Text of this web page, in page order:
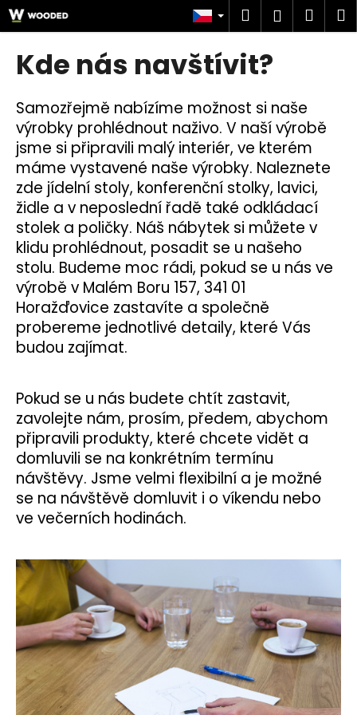
Přejít
na
obsah
Hledat
Kde nás navštívit?
Samozřejmě nabízíme možnost si naše
výrobky prohlédnout naživo. V naší výrobě
jsme si připravili malý interiér, ve kterém
máme vystavené naše výrobky. Naleznete
zde jídelní stoly, konferenční stolky, lavici,
židle a v neposlední řadě také odkládací
stolek a poličky. Náš nábytek si můžete v
klidu prohlédnout, posadit se u našeho
stolu. Budeme moc rádi, pokud se u nás ve
výrobě v Malém Boru 157, 341 01
Horažďovice zastavíte a společně
probereme jednotlivé detaily, které Vás
budou zajímat.
Pokud se u nás budete chtít zastavit,
zavolejte nám, prosím, předem, abychom
připravili produkty, které chcete vidět a
domluvili se na konkrétním termínu
návštěvy. Jsme velmi flexibilní a je možné
se na návštěvě domluvit i o víkendu nebo
ve večerních hodinách.
K
o
o
p
o
t
ř
e
b
u
j
e
t
e
n
j
í
t
?
D
o
p
o
r
u